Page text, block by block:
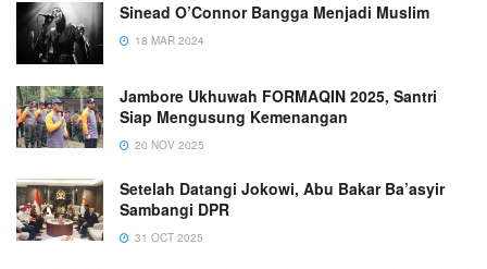
Sinead O’Connor Bangga Menjadi Muslim
18 MAR 2024
Jambore Ukhuwah FORMAQIN 2025, Santri
Siap Mengusung Kemenangan
20 NOV 2025
Setelah Datangi Jokowi, Abu Bakar Ba’asyir
Sambangi DPR
31 OCT 2025